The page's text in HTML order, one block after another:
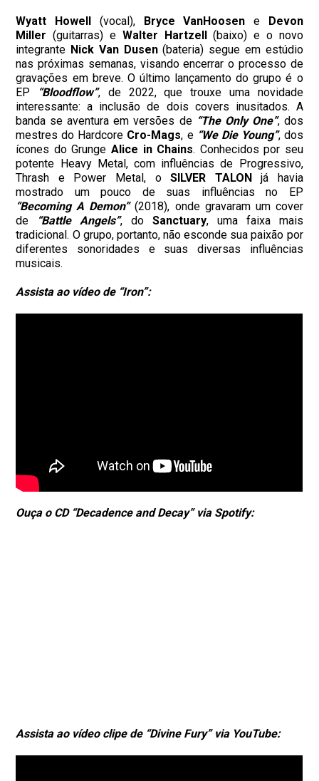
Wyatt Howell (vocal), Bryce VanHoosen e Devon
Miller (guitarras) e Walter Hartzell(baixo) e o novo
integrante Nick Van Dusen(bateria) segue em estúdio
nas próximas semanas, visando encerrar o processo de
gravações em breve. O último lançamento do grupo é o
EP
“Bloodflow”, de 2022, que trouxe uma novidade
interessante: a inclusão de dois covers inusitados. A
banda se aventura em versões de “The Only One”, dos
mestres do Hardcore Cro-Mags, e“We Die Young”, dos
ícones do Grunge Alice in Chains. Conhecidos por seu
potente Heavy Metal, com influências de Progressivo,
Thrash e Power Metal, oSILVER TALONjá havia
mostrado um pouco de suas influências no EP
“Becoming A Demon”(2018), onde gravaram um cover
de
“Battle Angels”, do Sanctuary, uma faixa mais
tradicional. O grupo, portanto, não esconde sua paixão por
diferentes sonoridades e suas diversas influências
musicais.
Assista ao vídeo de “Iron”:
Ouça o CD “Decadence and Decay” via Spotify:
Assista ao vídeo clipe de “Divine Fury” via YouTube: